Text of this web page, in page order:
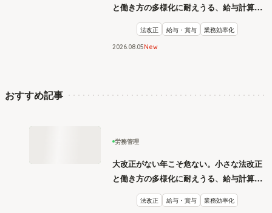
と働き方の多様化に耐えうる、給与計算と
リスク管理
法改正 給与・賞与 業務効率化
2026.08 05New
おすすめ記事
労務管理
大改正がない年こそ危ない。小さな法改正
と働き方の多様化に耐えうる、給与計算と
リスク管理
法改正 給与・賞与 業務効率化